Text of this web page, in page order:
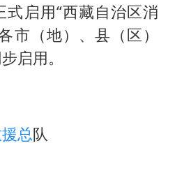
启用“西藏自治区消
市（地）、县（区）
启用。
总队